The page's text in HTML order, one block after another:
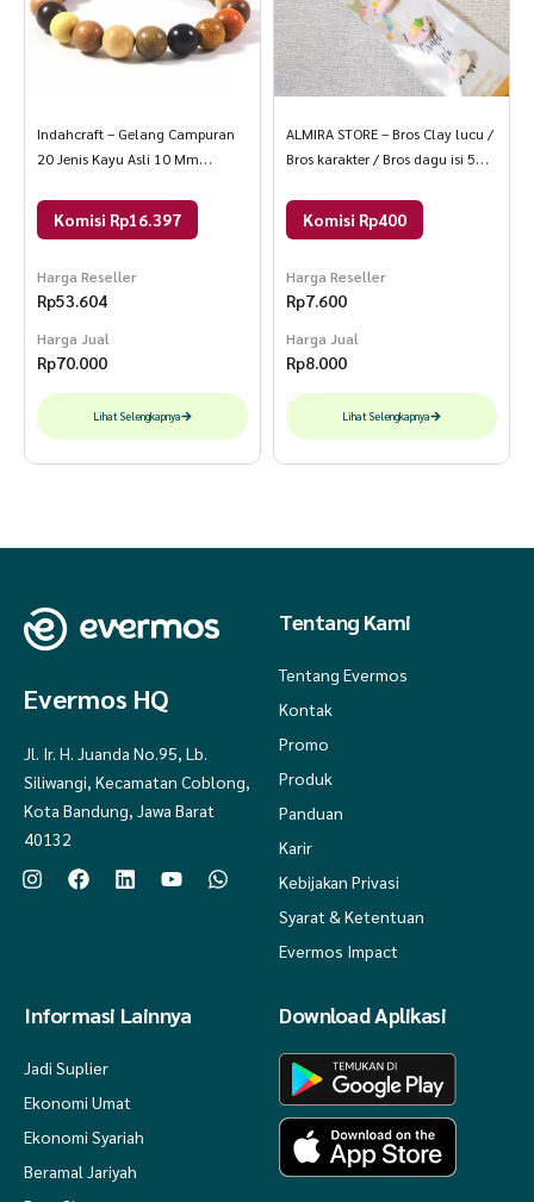
Indahcraft – Gelang Campuran
20 Jenis Kayu Asli 10 Mm
Komisi Rp16.397
Harga Reseller
Rp53.604
Harga Jual
Rp70.000
Lihat Selengkapnya
ALMIRA STORE – Bros Clay lucu /
Bros karakter / Bros dagu isi 5
Komisi Rp400
Harga Reseller
Rp7.600
Harga Jual
Rp8.000
Lihat Selengkapnya
Evermos HQ
Jl. Ir. H. Juanda No.95, Lb.
Siliwangi, Kecamatan Coblong,
Kota Bandung, Jawa Barat
40132
Tentang Kami
Tentang Evermos
Kontak
Promo
Produk
Panduan
Karir
Kebijakan Privasi
Syarat & Ketentuan
Evermos Impact
Informasi Lainnya
Jadi Suplier
Ekonomi Umat
Ekonomi Syariah
Beramal Jariyah
Download Aplikasi